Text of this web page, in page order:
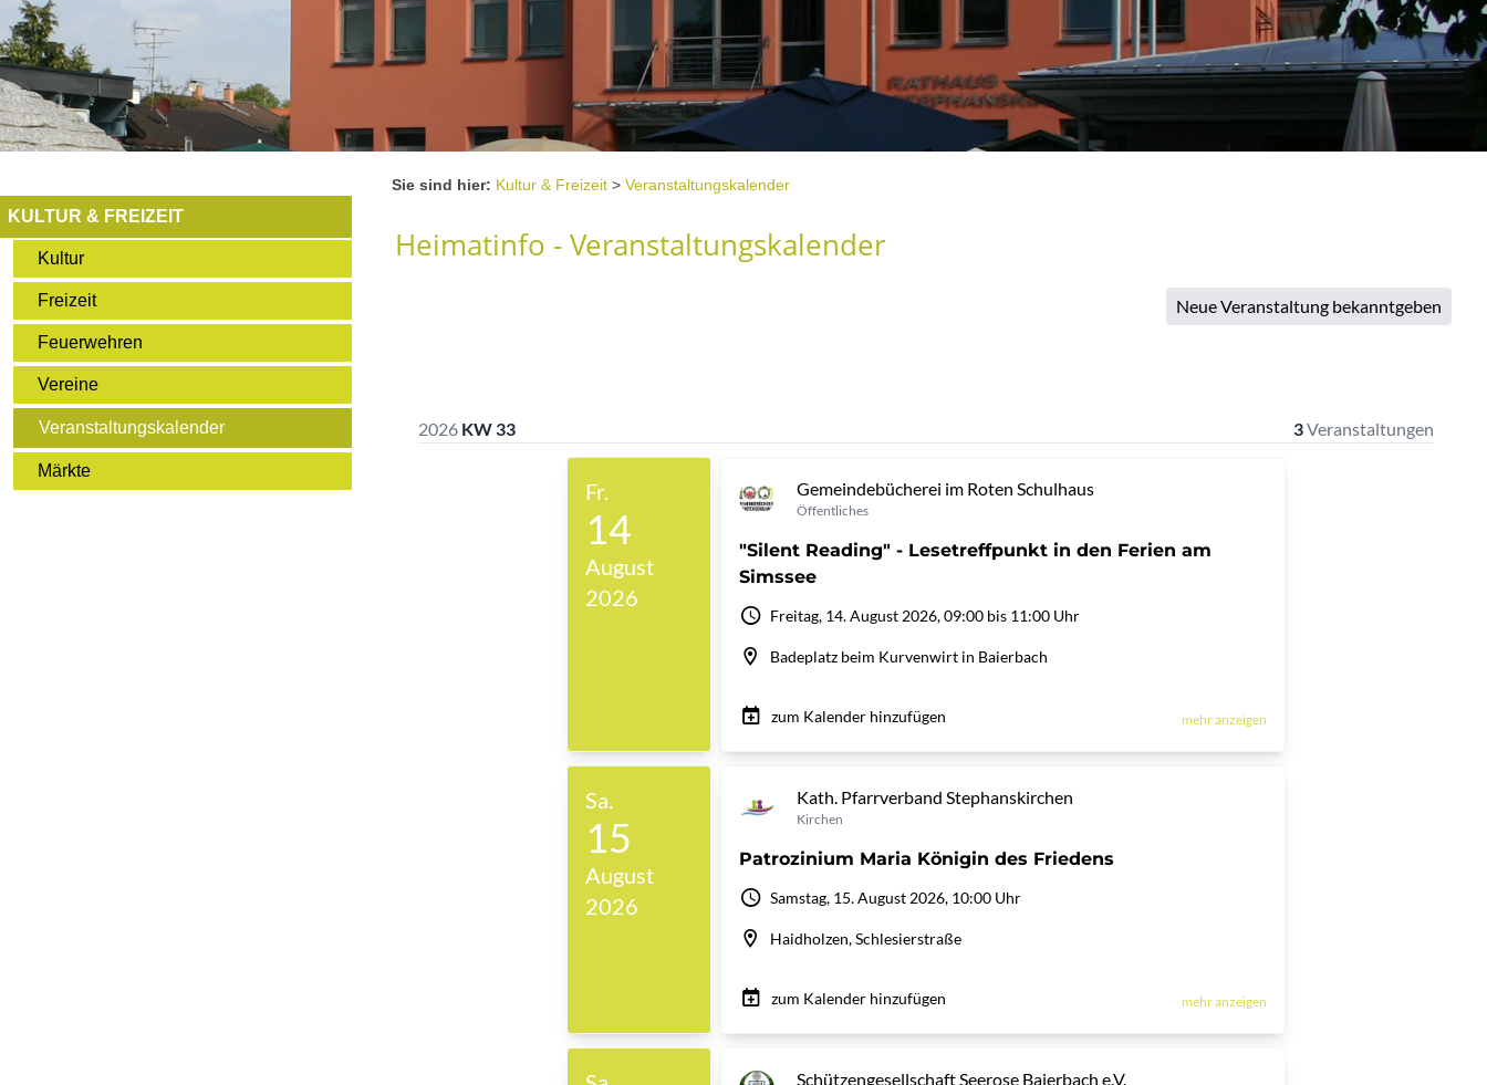
KULTUR & FREIZEIT
Kultur
Freizeit
Feuerwehren
Vereine
Veranstaltungskalender
Märkte
Sie sind hier: Kultur & Freizeit > Veranstaltungskalender
Heimatinfo - Veranstaltungskalender